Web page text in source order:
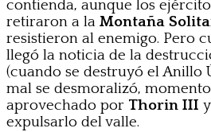
contienda, aunque los
retiraron a la Montaña
resistieron al enemigo. Pero
llegó la noticia de la
(cuando se destruyó el Anillo
mal se desmoralizó,
aprovechado por Thorin III y
expulsarlo del valle.